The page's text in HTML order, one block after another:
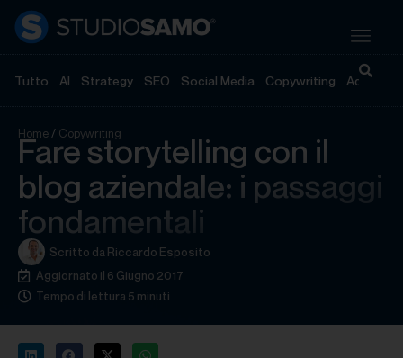
Tutto AI Strategy SEO Social Media Copywriting
Home/ Copywriting
Fare storytelling con il
blog aziendale: i passaggi
fondamentali
Scritto da Riccardo Esposito
Aggiornato il 6 Giugno 2017
Tempo di lettura 5 minuti